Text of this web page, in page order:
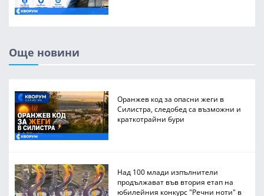
Още новини
Оранжев код за опасни жеги в
Силистра, следобед са възможни и
краткотрайни бури
Над 100 млади изпълнители
продължават във втория етап на
юбилейния конкурс "Речни ноти" в